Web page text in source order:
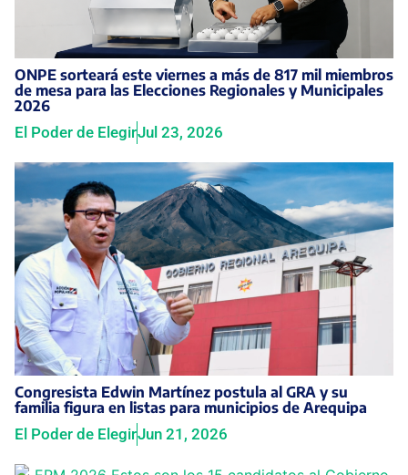
ONPE sorteará este viernes a más de 817 mil miembros
de mesa para las Elecciones Regionales y Municipales
2026
El Poder de ElegirJul 23, 2026
Congresista Edwin Martínez postula al GRA y su
familia figura en listas para municipios de Arequipa
El Poder de ElegirJun 21, 2026